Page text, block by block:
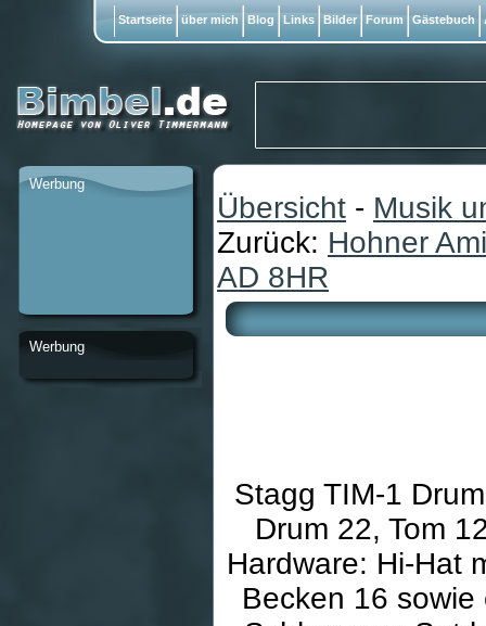
Übersicht - Musik
Zurück: Hohner
AD 8HR
Stagg TIM-1
Drum 22, Tom
Hardware: Hi-Hat
Becken 16
Werbung
Werbung
Startseite über mich Blog Links Bilder Forum Gästebuch